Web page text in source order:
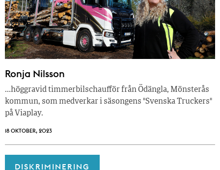
Ronja Nilsson
…höggravid timmerbilschaufför från Ödängla, Mönsterås
kommun, som medverkar i säsongens "Svenska Truckers"
på Viaplay.
18 OKTOBER, 2023
DISKRIMINERING